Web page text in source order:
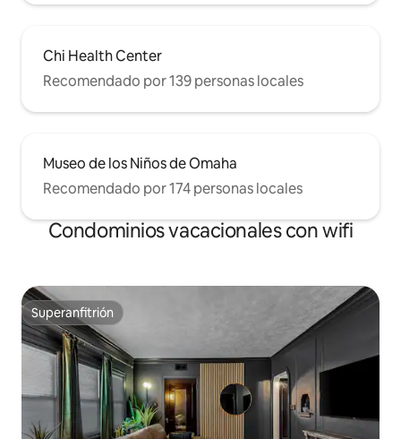
Chi Health Center
Recomendado por 139 personas locales
Museo de los Niños de Omaha
Recomendado por 174 personas locales
Condominios vacacionales con wifi
Superanfitrión
Superanfitrión